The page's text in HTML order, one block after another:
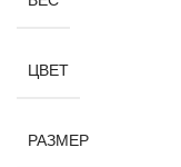
ЦВЕТ
РАЗМЕР